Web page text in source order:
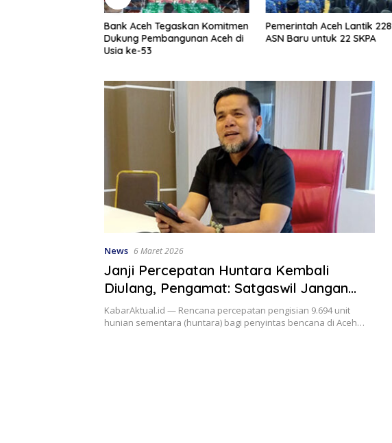
Bank Aceh Tegaskan Komitmen
Dukung Pembangunan Aceh di
Usia ke-53
Pemerintah Aceh Lantik 228
ASN Baru untuk 22 SKPA
News 6 Maret 2026
Janji Percepatan Huntara Kembali
Diulang, Pengamat: Satgaswil Jangan
Membual !
KabarAktual.id — Rencana percepatan pengisian 9.694 unit
hunian sementara (huntara) bagi penyintas bencana di Aceh…